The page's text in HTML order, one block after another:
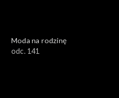
Moda na rodzinę
odc. 141